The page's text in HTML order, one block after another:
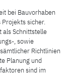
bei Bauvorhaben
sicher.
als Schnittstelle
, sowie
Richtlinien
Planung und
sind im